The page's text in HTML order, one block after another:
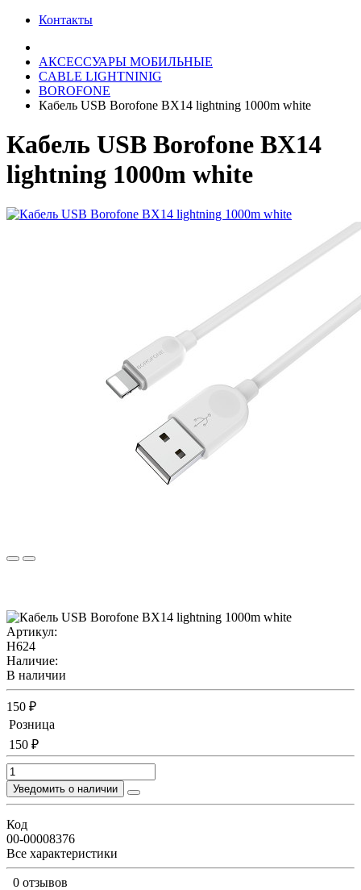
Контакты
АКСЕССУАРЫ МОБИЛЬНЫЕ
CABLE LIGHTNINIG
BOROFONE
Кабель USB Borofone BX14 lightning 1000m white
Кабель USB Borofone BX14
lightning 1000m white
Артикул:
H624
Наличие:
В наличии
150 ₽
Розница
150 ₽
Уведомить о наличии
Код
00-00008376
Все характеристики
0 отзывов